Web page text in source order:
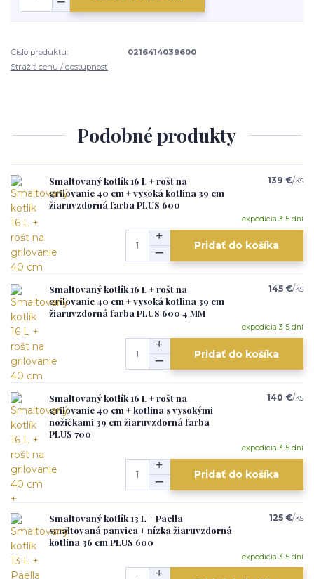
Číslo produktu:
0216414039600
Strážiť cenu / dostupnosť
Podobné produkty
Smaltovaný kotlík 16 L + rošt na
grilovanie 40 cm + vysoká kotlina 39 cm
žiaruvzdorná farba PLUS 600
139 €/ks
expedícia 3-5 dní
Pridať do košíka
Smaltovaný kotlík 16 L + rošt na
grilovanie 40 cm + vysoká kotlina 39 cm
žiaruvzdorná farba PLUS 600 4 MM
145 €/ks
expedícia 3-5 dní
Pridať do košíka
Smaltovaný kotlík 16 L + rošt na
grilovanie 40 cm + kotlina s vysokými
nožičkami 39 cm žiaruvzdorná farba
PLUS 700
140 €/ks
expedícia 3-5 dní
Pridať do košíka
Smaltovaný kotlík 13 L + Paella
smaltovaná panvica + nízka žiaruvzdorná
kotlina 36 cm PLUS 600
125 €/ks
expedícia 3-5 dní